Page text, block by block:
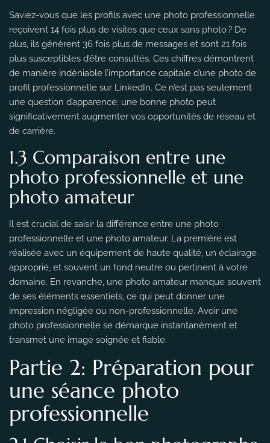
Saviez-vous que les profils avec une photo professionnelle
reçoivent 14 fois plus de visites que ceux sans photo ? De
plus, ils génèrent 36 fois plus de messages et sont 21 fois
plus susceptibles d’être consultés. Ces chiffres démontrent
de manière indéniable l’importance capitale d’une photo de
profil professionnelle sur LinkedIn. Ce n’est pas seulement
une question d’apparence; une bonne photo peut
significativement augmenter vos opportunités de réseau et
de carrière.
1.3 Comparaison entre une
photo professionnelle et une
photo amateur
Il est crucial de saisir la différence entre une photo
professionnelle et une photo amateur. La première est
réalisée avec un équipement de haute qualité, un éclairage
approprié, et souvent un fond neutre ou pertinent à votre
domaine. En revanche, une photo amateur manque souvent
de ses éléments essentiels, ce qui peut donner une
impression négligée ou non-professionnelle. Avoir une
photo professionnelle se démarque instantanément et
transmet une image soignée et fiable.
Partie 2: Préparation pour
une séance photo
professionnelle